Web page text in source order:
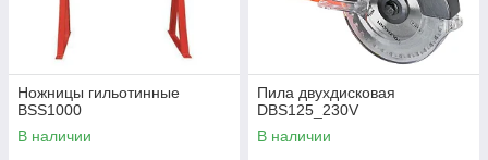
Ножницы гильотинные
BSS1000
В наличии
Пила двухдисковая
DBS125_230V
В наличии